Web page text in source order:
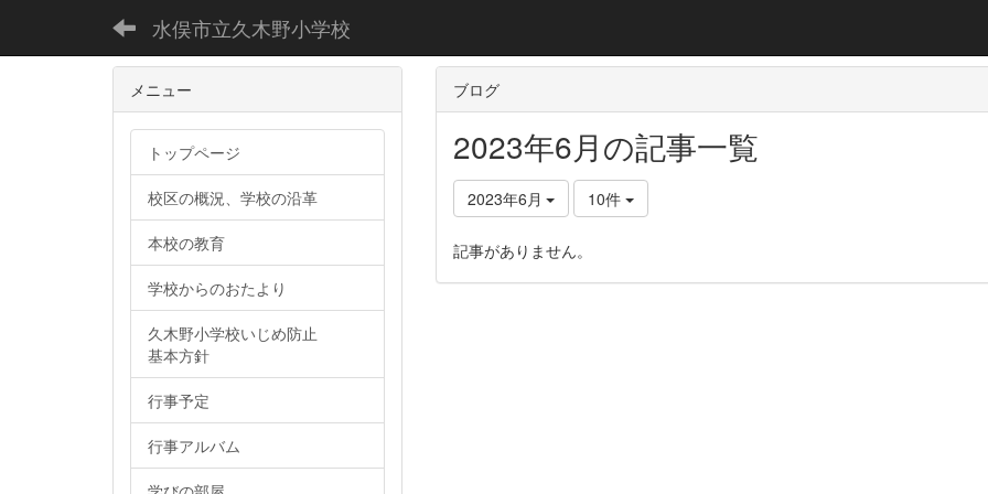
水俣市立久木野小学校
ブログ
2023年6月の記事一覧
2023年6月 10件
記事がありません。
メニュー
トップページ
校区の概況、学校の沿革
本校の教育
学校からのおたより
久木野小学校いじめ防止
基本方針
行事予定
行事アルバム